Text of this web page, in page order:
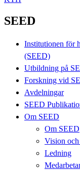
SEED
Institutionen för
(SEED)
Utbildning på
Forskning vid
Avdelningar
SEED
Om SEED
Om SEED
Vision och
Ledning